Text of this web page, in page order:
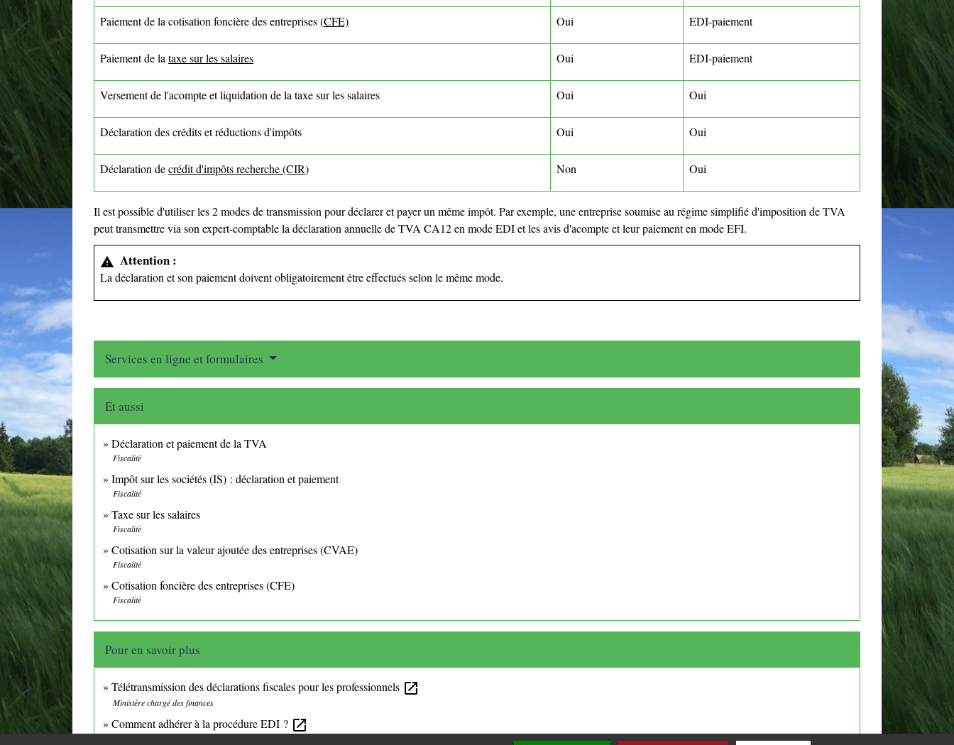
Paiement de la cotisation foncière des entreprises (CFE) Oui EDI-paiement
Paiement de la taxe sur les salaires Oui EDI-paiement
Versement de l'acompte et liquidation de la taxe sur les salaires Oui Oui
Déclaration des crédits et réductions d'impôts Oui Oui
Déclaration decrédit d'impôts recherche (CIR) Non Oui
Il est possible d'utiliser les 2 modes de transmission pour déclarer et payer un même impôt. Par exemple, une entreprise soumise au régime simplifié d'imposition de TVA
peut transmettre via son expert-comptable la déclaration annuelle de TVA CA12 en mode EDI et les avis d'acompte et leur paiement en mode EFI.
warning Attention :
La déclaration et son paiement doivent obligatoirement être effectués selon le même mode.
Services en ligne et formulaires
Et aussi
Déclaration et paiement de la TVA
Fiscalité
Impôt sur les sociétés (IS) : déclaration et paiement
Fiscalité
Taxe sur les salaires
Fiscalité
Cotisation sur la valeur ajoutée des entreprises (CVAE)
Fiscalité
Cotisation foncière des entreprises (CFE)
Fiscalité
Pour en savoir plus
Télétransmission des déclarations fiscales pour les professionnels open_in_new
Ministère chargé des finances
Comment adhérer à la procédure EDI ? open_in_new